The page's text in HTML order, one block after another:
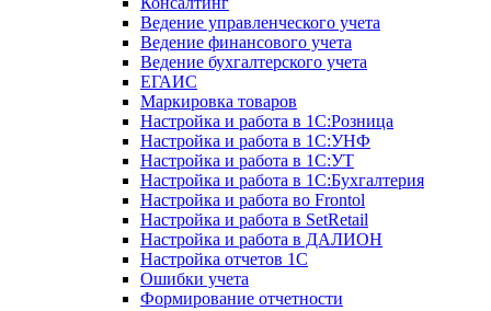
Ведение управленческого учета
Ведение финансового учета
Ведение бухгалтерского учета
ЕГАИС
Маркировка товаров
Настройка и работа в 1С:Розница
Настройка и работа в 1С:УНФ
Настройка и работа в 1С:УТ
Настройка и работа в 1С:Бухгалтерия
Настройка и работа во Frontol
Настройка и работа в SetRetail
Настройка и работа в ДАЛИОН
Настройка отчетов 1С
Ошибки учета
Формирование отчетности